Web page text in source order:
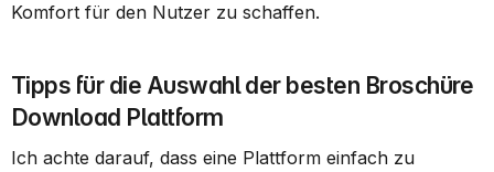
Komfort für den Nutzer zu schaffen.
Tipps für die Auswahl der besten Broschüre
Download Plattform
Ich achte darauf, dass eine Plattform einfach zu